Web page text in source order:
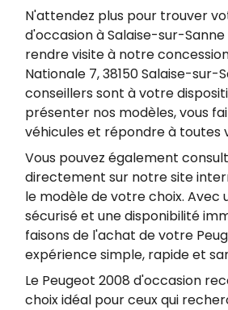
N'attendez plus pour trouver
d'occasion à Salaise-sur-Sanne
rendre visite à notre
Nationale 7, 38150 Salaise-sur-
conseillers sont à votre
présenter nos modèles, vous
véhicules et répondre à toutes
Vous pouvez également
directement sur notre site
le modèle de votre choix. Avec
sécurisé et une disponibilité
faisons de l'achat de votre
expérience simple, rapide et
Le Peugeot 2008 d'occasion
choix idéal pour ceux qui